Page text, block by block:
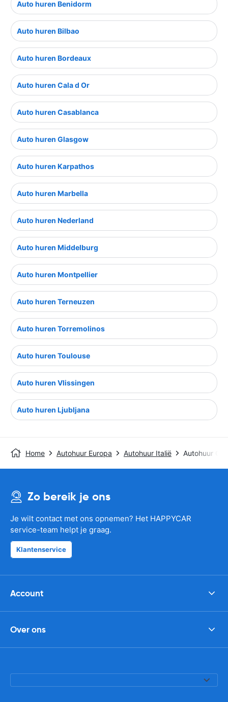
Auto huren Benidorm
Auto huren Bilbao
Auto huren Bordeaux
Auto huren Cala d Or
Auto huren Casablanca
Auto huren Glasgow
Auto huren Karpathos
Auto huren Marbella
Auto huren Nederland
Auto huren Middelburg
Auto huren Montpellier
Auto huren Terneuzen
Auto huren Torremolinos
Auto huren Toulouse
Auto huren Vlissingen
Auto huren Ljubljana
Home Autohuur Europa Autohuur Italië Autohuur
Zo bereik je ons
Je wilt contact met ons opnemen? Het HAPPYCAR
service-team helpt je graag.
Klantenservice
Account
Over ons